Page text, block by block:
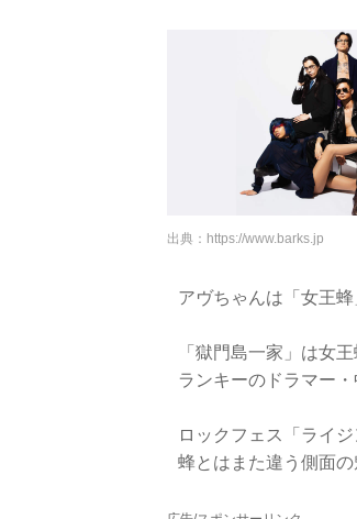
出典： https://www.barks.jp
アヴちゃんは「女王
「獄門島一家」は女
ランキーのドラマー
ロックフェス「ライ
蜂とはまた違う側面